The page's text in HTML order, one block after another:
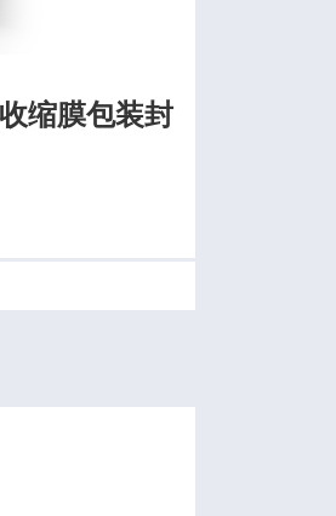
缩膜包装封